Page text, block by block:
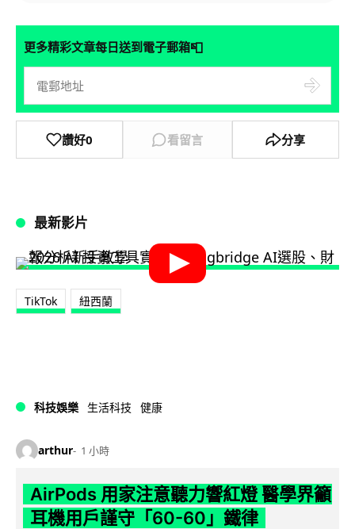
更多精彩文章每日送到電子郵箱📮
讚好0 看留言 分享
最新影片
TikTok 紐西蘭
科技娛樂 生活科技 健康
arthur 1 小時
AirPods 用家注意聽力響紅燈 醫學界籲
耳機用戶謹守「60-60」鐵律